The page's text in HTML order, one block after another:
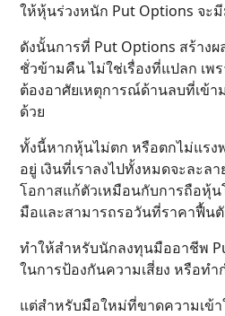
ให้หุ้นร่วงหนัก Put Options จะ
ดังนั้นการที่ Put Options สร้าง
ชั่วข้ามคืน ไม่ใช่เรื่องที่แปลก เพ
ต้องอาศัยเหตุการณ์ด้านลบที่เข้
ด้วย
ทั้งนี้หากหุ้นไม่ตก หรือตกไม่แรง
อยู่ เงินที่เราลงไปทั้งหมดจะละล
โอกาสแก้ตัวเหมือนกับการถือหุ้น
มือและสามารถรอวันที่ราคาฟื้น
ทำให้สำหรับนักลงทุนมืออาชีพ
ในการป้องกันความเสี่ยง หรือทำ
แต่สำหรับมือใหม่ที่ขาดความเข้